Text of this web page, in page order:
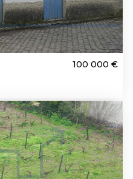
100 000 €